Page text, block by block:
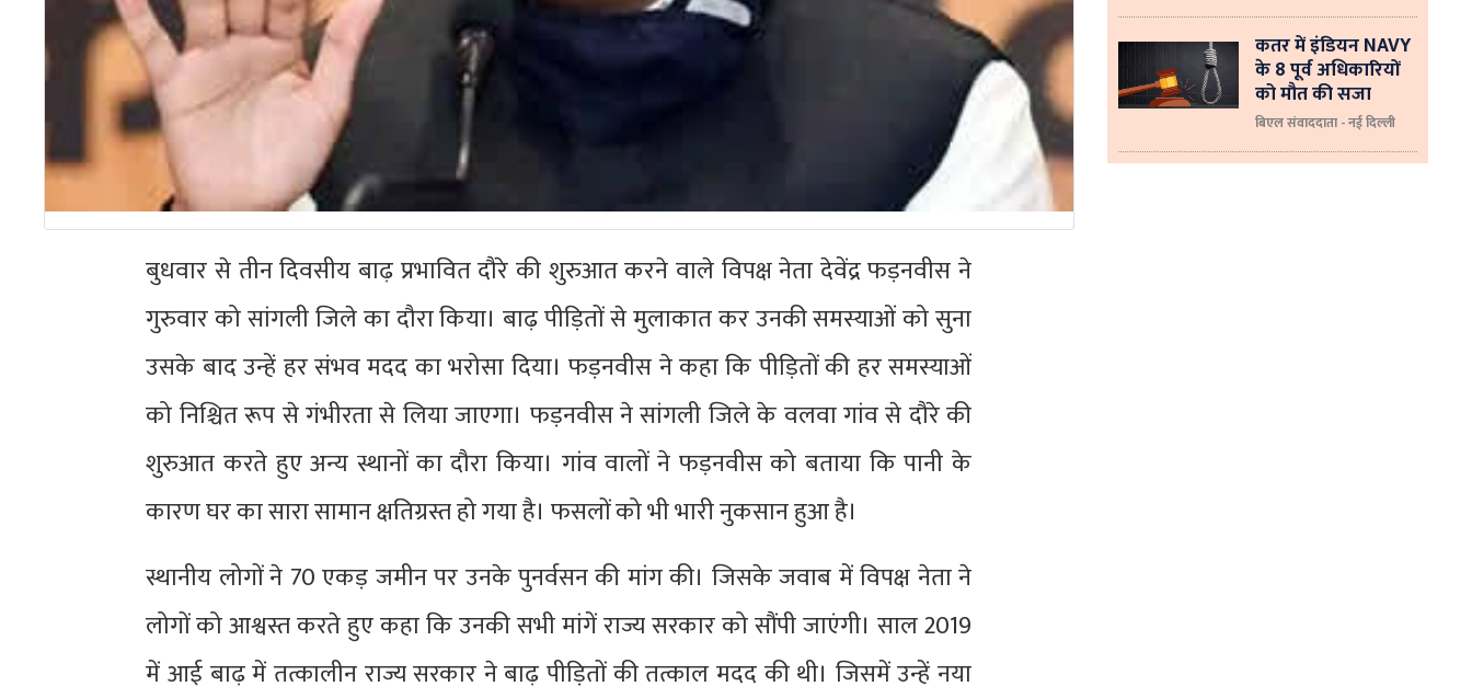
बुधवार से तीन दिवसीय बाढ़ प्रभावित दौरे की शुरुआत करने वाले विपक्ष नेता देवेंद्र फड़नवीस ने
गुरुवार को सांगली जिले का दौरा किया। बाढ़ पीड़ितों से मुलाकात कर उनकी समस्याओं को सुना
उसके बाद उन्हें हर संभव मदद का भरोसा दिया। फड़नवीस ने कहा कि पीड़ितों की हर समस्याओं
को निश्चित रूप से गंभीरता से लिया जाएगा। फड़नवीस ने सांगली जिले के वलवा गांव से दौरे की
शुरुआत करते हुए अन्य स्थानों का दौरा किया। गांव वालों ने फड़नवीस को बताया कि पानी के
कारण घर का सारा सामान क्षतिग्रस्त हो गया है। फसलों को भी भारी नुकसान हुआ है।
स्थानीय लोगों ने 70 एकड़ जमीन पर उनके पुनर्वसन की मांग की। जिसके जवाब में विपक्ष नेता ने
लोगों को आश्वस्त करते हुए कहा कि उनकी सभी मांगें राज्य सरकार को सौंपी जाएंगी। साल 2019
में आई बाढ़ में तत्कालीन राज्य सरकार ने बाढ़ पीड़ितों की तत्काल मदद की थी। जिसमें उन्हें नया
कतर में इंडियन NAVY
के 8 पूर्व अधिकारियों
को मौत की सजा
बिएल संवाददाता - नई दिल्ली